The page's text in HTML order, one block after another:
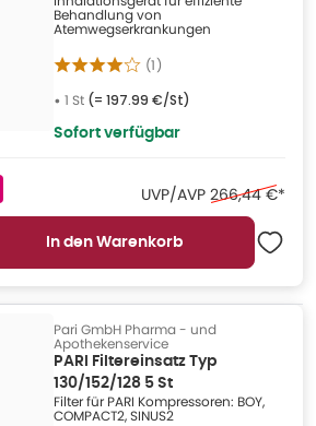
Behandlung von
Atemwegserkrankungen
(1)
• 1 St (= 197.99 €/St)
Sofort verfügbar
UVP/AVP Ehemaliger
266,44 €*
In den Warenkorb
Pari GmbH Pharma - und
Apothekenservice
PARI Filtereinsatz Typ
130/152/128 5 St
Filter für PARI Kompressoren: BOY,
COMPACT2, SINUS2